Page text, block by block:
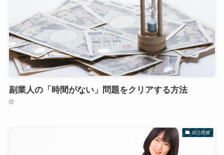
副業人の「時間がない」問題をクリアする方法
自己啓発